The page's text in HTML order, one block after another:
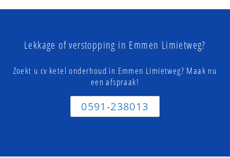
Lekkage of verstopping in Emmen Limietweg?
Zoekt u cv ketel onderhoud in Emmen Limietweg? Maak nu
een afspraak!
0591-238013